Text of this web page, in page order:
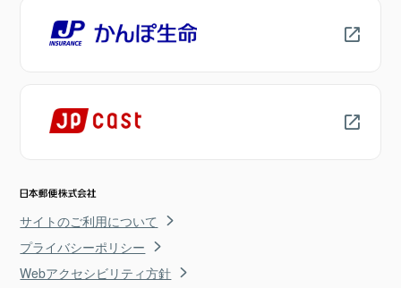
サイトのご利用について
プライバシーポリシー
Webアクセシビリティ方針